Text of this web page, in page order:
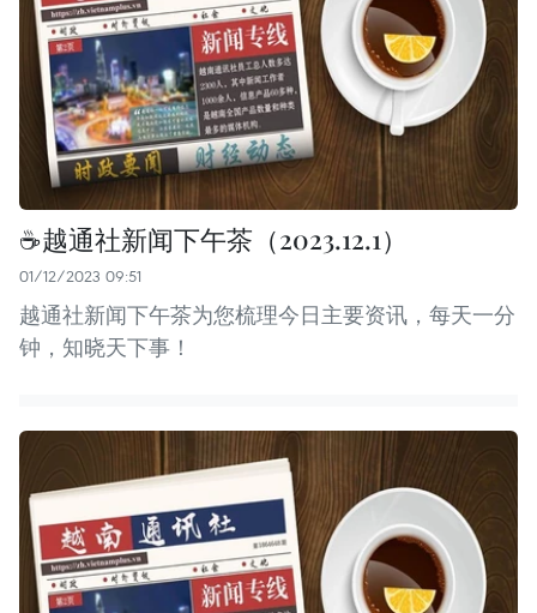
☕️越通社新闻下午茶（2023.12.1）
01/12/2023 09:51
越通社新闻下午茶为您梳理今日主要资讯，每天一分
钟，知晓天下事！